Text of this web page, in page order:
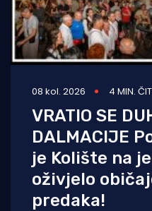
08 kol. 2026 4 MIN.
VRATIO SE
DALMACIJE
je Kolište na
oživjelo
predaka!